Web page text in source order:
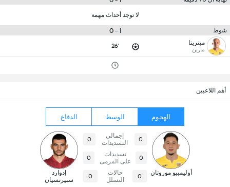
لا توجد أحداث مهمة
شوط 1 - 0
ميتريتا
مارين 26'
أهم اللاعبين
الهجوم الوسط الدفاع
أوليمبيو موروتان
0
إجمالي
التسديدات
0
0
تسديدات
على المرمى
0
0
حالات
التسلل
0
إدوارد
سبيرتسيان